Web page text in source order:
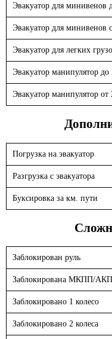
Эвакуатор для минивенов
Эвакуатор для минивенов
Эвакуатор для легких
Эвакуатор манипулятор до
Эвакуатор манипулятор от
Погрузка на эвакуатор
Разгрузка с эвакуатора
Буксировка за км. пути
Заблокирован руль
Заблокирована МКПП/
Заблокировано 1 колесо
Заблокировано 2 колеса